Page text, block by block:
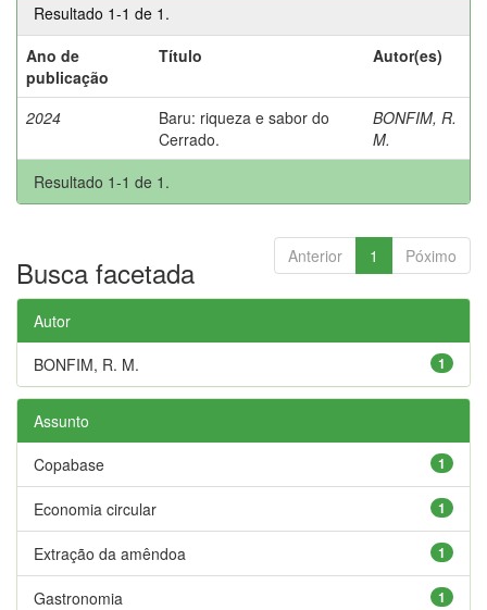
Resultado 1-1 de 1.
Ano de
publicação
Título Autor(es)
2024
Baru: riqueza e sabor do
Cerrado.
BONFIM, R.
M.
Resultado 1-1 de 1.
Anterior 1 Póximo
Busca facetada
Autor
1
BONFIM, R. M.
Assunto
1
Copabase
1
Economia circular
1
Extração da amêndoa
1
Gastronomia